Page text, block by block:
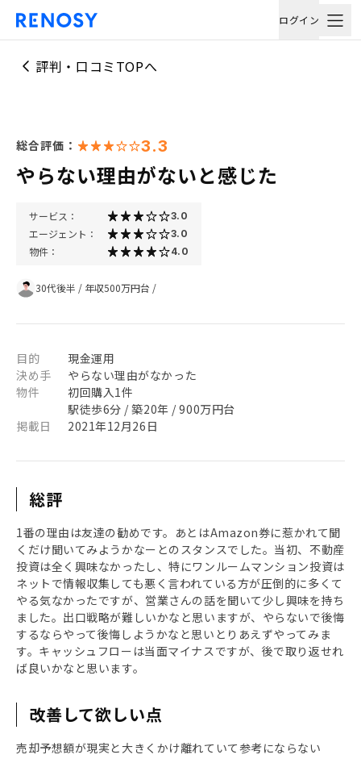
ログイン
評判・口コミTOPへ
総合評価： 3.3
やらない理由がないと感じた
サービス： 3.0
エージェント： 3.0
物件： 4.0
30代後半 / 年収500万円台 /
目的
現金運用
決め手
やらない理由がなかった
物件
初回購入1件
駅徒歩6分 / 築20年 / 900万円台
掲載日
2021年12月26日
総評
1番の理由は友達の勧めです。あとはAmazon券に惹かれて聞
くだけ聞いてみようかなーとのスタンスでした。当初、不動産
投資は全く興味なかったし、特にワンルームマンション投資は
ネットで情報収集しても悪く言われている方が圧倒的に多くて
やる気なかったですが、営業さんの話を聞いて少し興味を持ち
ました。出口戦略が難しいかなと思いますが、やらないで後悔
するならやって後悔しようかなと思いとりあえずやってみま
す。キャッシュフローは当面マイナスですが、後で取り返せれ
ば良いかなと思います。
改善して欲しい点
売却予想額が現実と大きくかけ離れていて参考にならない